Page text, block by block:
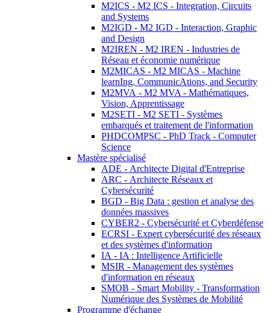
M2ICS - M2 ICS - Integration, Circuits
and Systems
M2IGD - M2 IGD - Interaction, Graphic
and Design
M2IREN - M2 IREN - Industries de
Réseau et économie numérique
M2MICAS - M2 MICAS - Machine
learnIng, CommunicAtions, and Security
M2MVA - M2 MVA - Mathématiques,
Vision, Apprentissage
M2SETI - M2 SETI - Systèmes
embarqués et traitement de l'information
PHDCOMPSC - PhD Track - Computer
Science
Mastère spécialisé
ADE - Architecte Digital d'Entreprise
ARC - Architecte Réseaux et
Cybersécurité
BGD - Big Data : gestion et analyse des
données massives
CYBER2 - Cybersécurité et Cyberdéfense
ECRSI - Expert cybersécurité des réseaux
et des systèmes d'information
IA - IA : Intelligence Artificielle
MSIR - Management des systèmes
d'information en réseaux
SMOB - Smart Mobility - Transformation
Numérique des Systèmes de Mobilité
Programme d'échange